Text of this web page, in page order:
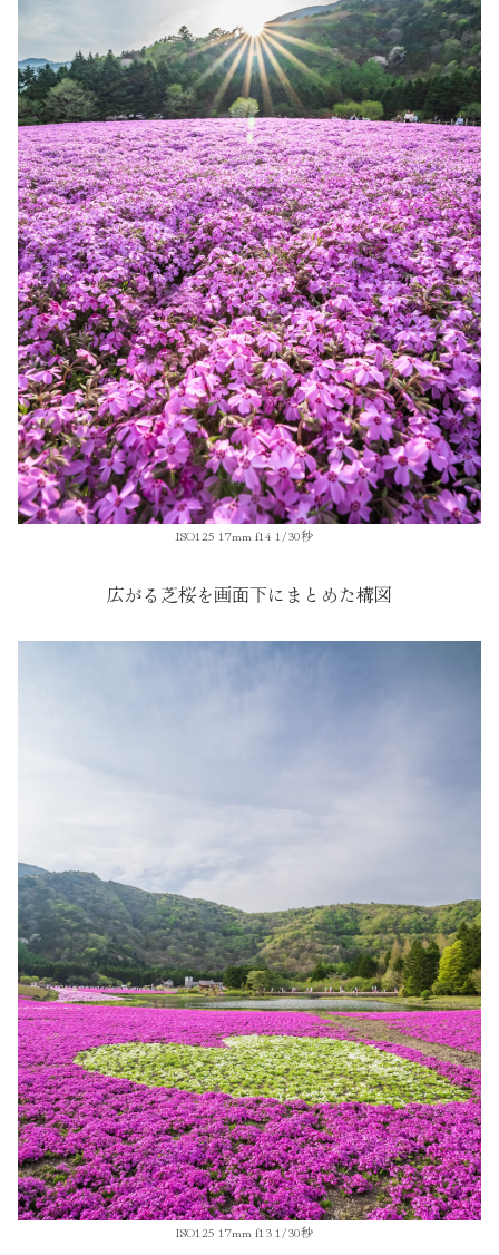
ISO125 17mm f14 1/30秒
広がる芝桜を画面下にまとめた構図
ISO125 17mm f13 1/30秒